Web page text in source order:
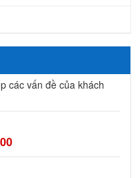
các vấn đề của khách